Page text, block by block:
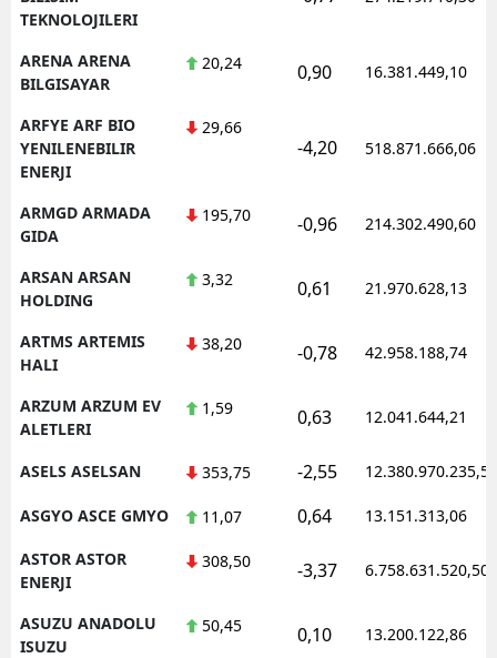
TEKNOLOJILERI
ARENA ARENA
BILGISAYAR
20,24 0,90 16.381.449,10
ARFYE ARF BIO
YENILENEBILIR
ENERJI
29,66
-4,20 518.871.666,06
ARMGD ARMADA
GIDA
195,70 -0,96 214.302.490,60
ARSAN ARSAN
HOLDING
3,32 0,61 21.970.628,13
ARTMS ARTEMIS
HALI
38,20 -0,78 42.958.188,74
ARZUM ARZUM EV
ALETLERI
1,59 0,63 12.041.644,21
ASELS ASELSAN 353,75 -2,55 12.380.970.235,50
ASGYO ASCE GMYO 11,07 0,64 13.151.313,06
ASTOR ASTOR
ENERJI
308,50 -3,37 6.758.631.520,50
ASUZU ANADOLU
ISUZU
50,45 0,10 13.200.122,86